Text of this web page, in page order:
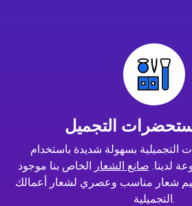
التجميل
التجميلية بسهولة شديدة باستخدام
لدينا. صانع الشعار الخاص بنا موجود
شعار مناسب وعصري لشعار أعمالك
التجميلية.